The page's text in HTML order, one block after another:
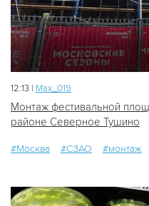
12:13 | Мах_019
Монтаж фестивальной
районе Северное Тушино
#Москва #СЗАО #монтаж